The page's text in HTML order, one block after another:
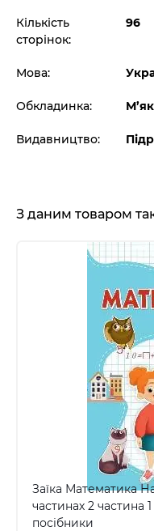
Кількість
сторінок:
96
Мова:
Обкладинка:
Видавництво:
З даним товаром
Заїка Математика
частинах 2 частина
посібники